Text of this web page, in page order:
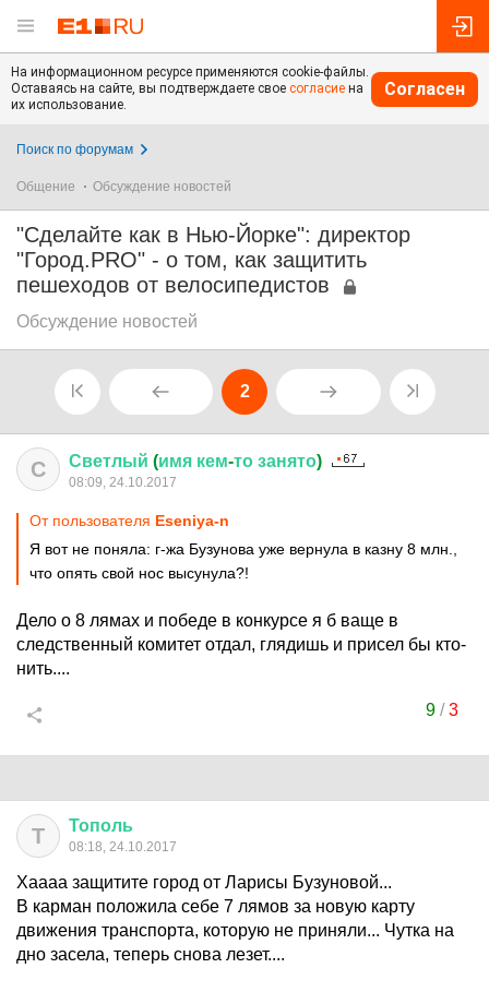
На информационном ресурсе применяются cookie-файлы.
Оставаясь на сайте, вы подтверждаете свое согласие на
их использование.
Согласен
Поиск по форумам
Общение Обсуждение новостей
"Сделайте как в Нью-Йорке": директор
"Город.PRO" - о том, как защитить
пешеходов от велосипедистов
Обсуждение новостей
2
С Светлый (имя кем-то занято)
08:09, 24.10.2017
От пользователя Eseniya-n
Я вот не поняла: г-жа Бузунова уже вернула в казну 8 млн.,
что опять свой нос высунула?!
Дело о 8 лямах и победе в конкурсе я б ваще в
следственный комитет отдал, глядишь и присел бы кто-
нить....
9/3
Т Тополь
08:18, 24.10.2017
Хаааа защитите город от Ларисы Бузуновой...
В карман положила себе 7 лямов за новую карту
движения транспорта, которую не приняли... Чутка на
дно засела, теперь снова лезет....